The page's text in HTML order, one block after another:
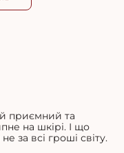
приємний та
на шкірі. І що
за всі гроші світу.